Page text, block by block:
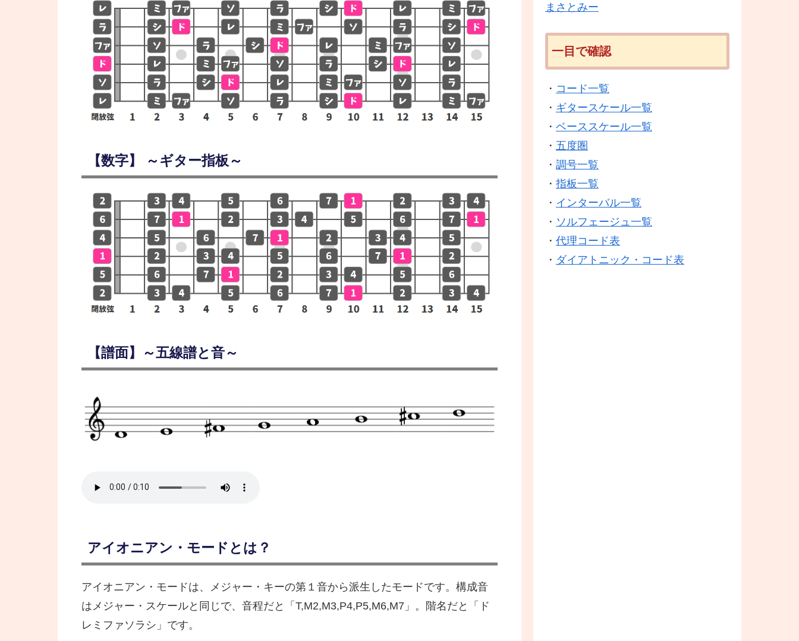
【数字】 ～ギター指板～
【譜面】～五線譜と音～
アイオニアン・モードとは？
アイオニアン・モードは、メジャー・キーの第１音から派生したモードです。構成音
はメジャー・スケールと同じで、音程だと「T,M2,M3,P4,P5,M6,M7」。階名だと「ド
レミファソラシ」です。
まさとみー
一目で確認
・ コード一覧
・ ギタースケール一覧
・ ベーススケール一覧
・ 五度圏
・ 調号一覧
・ 指板一覧
・ インターバル一覧
・ ソルフェージュ一覧
・ 代理コード表
・ ダイアトニック・コード表